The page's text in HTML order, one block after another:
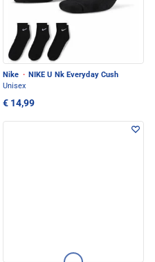
Nike · NIKE U Nk Everyday Cush
Unisex
€ 14,99